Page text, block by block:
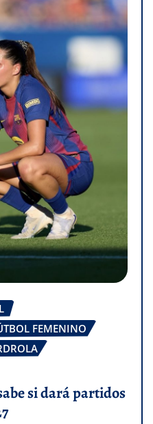
FEMENINO
si dará partidos